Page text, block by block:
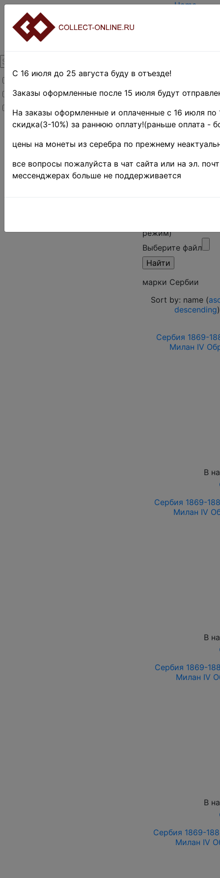
Товары со скидкой
Товары в наличии
Новинки
Home
TERMS
Home»
EUROPE »
Сербия
♦♦
Поиск в
режим)
Выберите файл
марки Сербии
Sort by: name (
descending
Сербия 1869-
Милан IV
В
Сербия 1869-
Милан IV
В
Сербия 1869-
Милан IV
В
Сербия 1869-
Милан IV
С 16 июля до 25 августа буду в отъезде!
Заказы оформленные после 15 июля будут
На заказы оформленные и оплаченные с 16 июля по
скидка(3-10%) за раннюю оплату!(раньше оплата -
цены на монеты из серебра по прежнему
все вопросы пожалуйста в чат сайта или на эл.
мессенджерах больше не поддерживается